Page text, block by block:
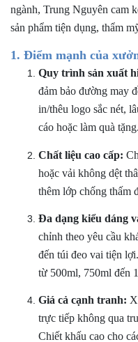
ngành, Trung Nguyên cam
sản phẩm tiện dụng, thẩm
1. Điểm mạnh của
Quy trình sản xuất
đảm bảo đường may
in/thêu logo sắc nét,
cáo hoặc làm quà tặng.
Chất liệu cao cấp:
hoặc vải không dệt
thêm lớp chống thấm
Đa dạng kiểu dáng
chỉnh theo yêu cầu
đến túi đeo vai tiện
từ 500ml, 750ml đến
Giá cả cạnh tranh:
trực tiếp không qua
Chiết khấu cao cho